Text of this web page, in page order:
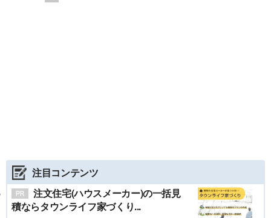
注目コンテンツ
注文住宅(ハウスメーカー)の一括見
積ならタウンライフ家づくり...